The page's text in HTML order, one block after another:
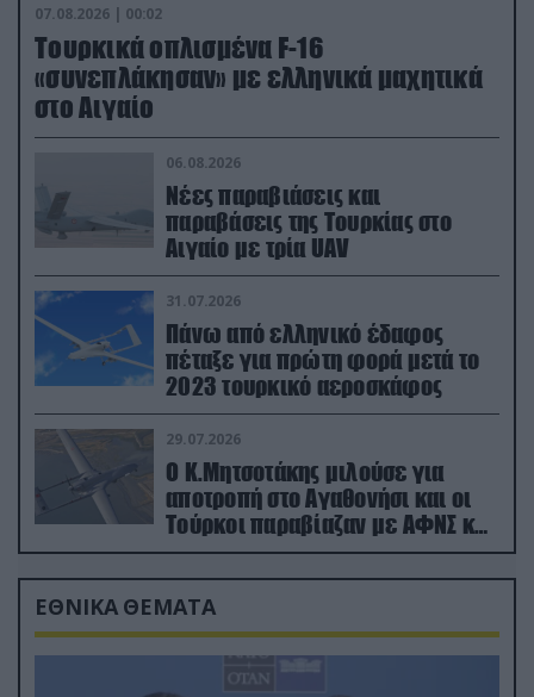
07.08.2026 | 00:02
Τουρκικά οπλισμένα F-16
«συνεπλάκησαν» με ελληνικά μαχητικά
στο Αιγαίο
06.08.2026
Νέες παραβιάσεις και
παραβάσεις της Τουρκίας στο
Αιγαίο με τρία UAV
31.07.2026
Πάνω από ελληνικό έδαφος
πέταξε για πρώτη φορά μετά το
2023 τουρκικό αεροσκάφος
29.07.2026
Ο Κ.Μητσοτάκης μιλούσε για
αποτροπή στο Αγαθονήσι και οι
Τούρκοι παραβίαζαν με ΑΦΝΣ και
drone
ΕΘΝΙΚΑ ΘΕΜΑΤΑ